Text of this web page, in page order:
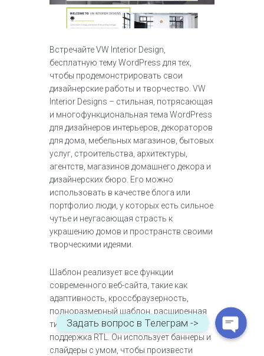
Встречайте VW Interior Design,
бесплатную тему WordPress для тех,
чтобы продемонстрировать свои
дизайнерские работы и творчество. VW
Interior Designs – стильная, потрясающая
и многофункциональная тема WordPress
для дизайнеров интерьеров, декораторов
для дома, мебельных магазинов, бытовых
услуг, строительства, архитектуры,
агентств, магазинов домашнего декора и
дизайнерских бюро. Его можно
использовать в качестве блога или
портфолио люди, у которых есть сильное
чутье и неугасающая страсть к
украшению домов и пространств своими
творческими идеями.
Шаблон реализует все функции
современного веб-сайта, такие как
адаптивность, кроссбраузерность,
полноразмерный шаблон, расширенная
типографика, многоязычность и
поддержка RTL. Он использует баннеры и
слайдеры с умом, чтобы произвести
Задать вопрос в Телеграм ->